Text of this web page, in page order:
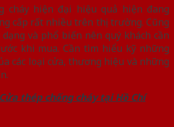
cháy hiện đại hiệu quả hiện đang
cấp rất nhiều trên thị trường. Cũng
và phổ biến nên quý khách cần
khi mua. Cần tìm hiểu kỹ những
các loại cửa, thương hiệu và những
Cửa thép chống cháy tại Hồ Chí